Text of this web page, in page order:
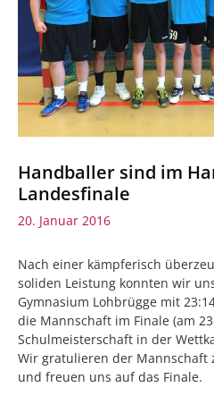
Handballer sind im
Landesfinale
20. Januar 2016
Nach einer kämpferisch
soliden Leistung konnten wir
Gymnasium Lohbrügge mit
die Mannschaft im Finale (am
Schulmeisterschaft in der
Wir gratulieren der Mannschaft
und freuen uns auf das Finale.